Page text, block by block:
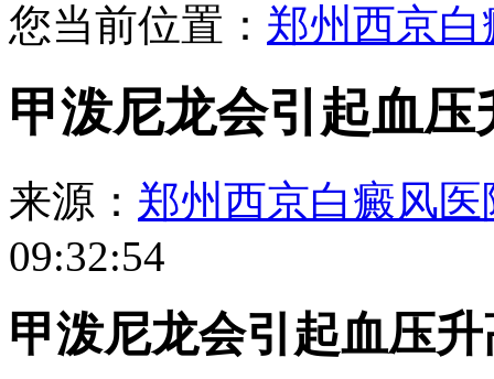
您当前位置： 郑州西京
甲泼尼龙会引起血压
来源： 郑州西京白癜风医
09:32:54
甲泼尼龙会引起血压